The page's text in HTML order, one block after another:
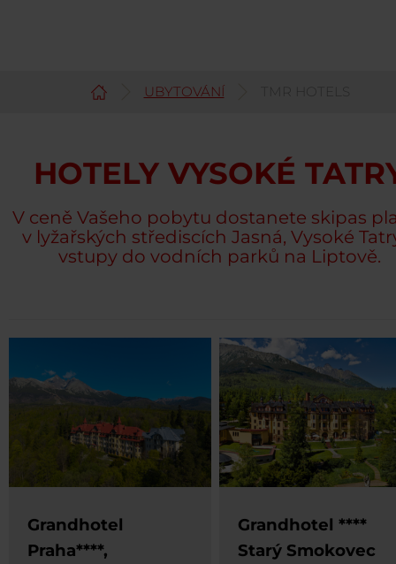
UBYTOVÁNÍ TMR HOTELS
HOTELY VYSOKÉ
V ceně Vašeho pobytu dostanete skipas
v lyžařských střediscích Jasná, Vysoké
vstupy do vodních parků na Liptově.
Grandhotel
Praha****,
Grandhotel ****
Starý Smokovec